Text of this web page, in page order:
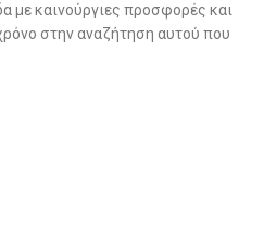
με καινούργιες προσφορές και
στην αναζήτηση αυτού που